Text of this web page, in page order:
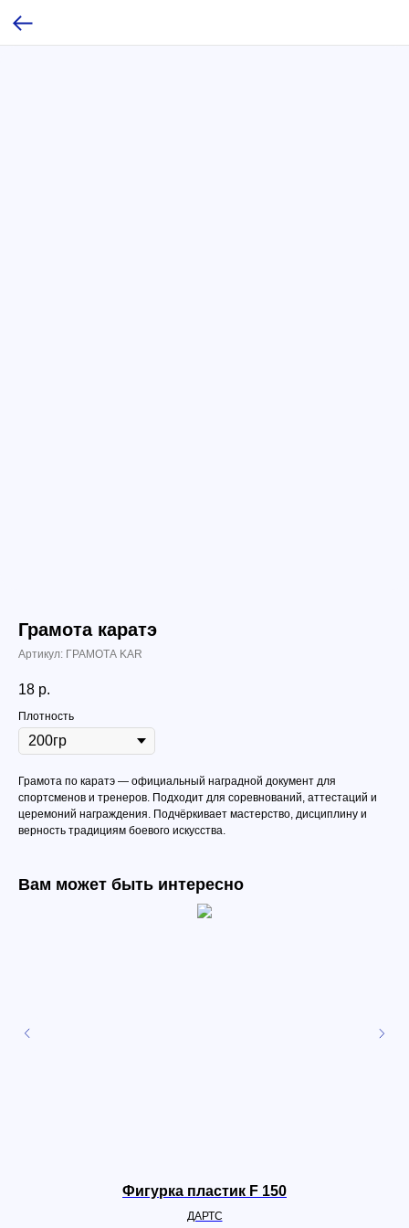
Грамота каратэ
Артикул: ГРАМОТА KAR
18 р.
Плотность
Грамота по каратэ — официальный наградной документ для
спортсменов и тренеров. Подходит для соревнований, аттестаций и
церемоний награждения. Подчёркивает мастерство, дисциплину и
верность традициям боевого искусства.
Вам может быть интересно
Фигурка пластик F 150
ДАРТС